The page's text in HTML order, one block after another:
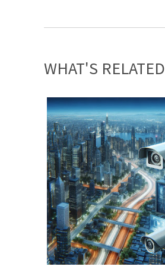
WHAT'S RELATED